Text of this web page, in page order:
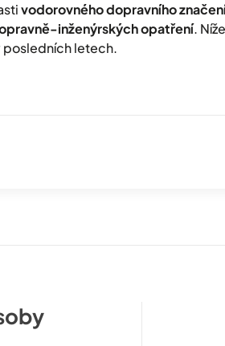
vodorovného dopravního
inženýrských opatření.
posledních letech.